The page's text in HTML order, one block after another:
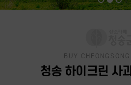
BUY
청송 하이크린 사